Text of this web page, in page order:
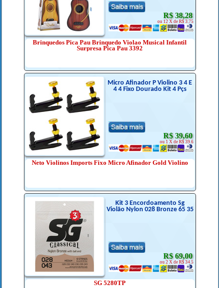
R$ 38,28
ou 12 X de R$ 3.75
Brinquedos Pica Pau Brinquedo Violao Musical Infantil
Surpresa Pica Pau 3392
Micro Afinador P Violino 3 4 E
4 4 Fixo Dourado Kit 4 Pçs
R$ 39,60
ou 1 X de R$ 39.6
Neto Violinos Imports Fixo Micro Afinador Gold Violino
Kit 3 Encordoamento Sg
Violão Nylon 028 Bronze 65 35
R$ 69,00
ou 2 X de R$ 34.5
SG 5280TP